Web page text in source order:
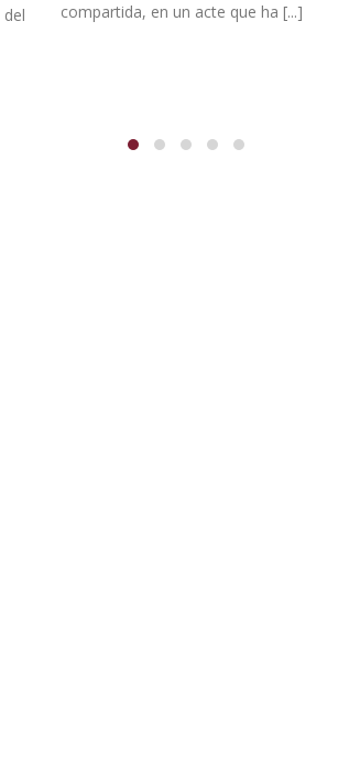
compartida, en un acte que ha [...]